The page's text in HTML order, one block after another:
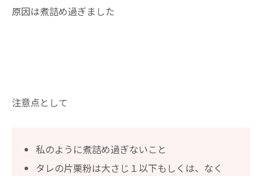
原因は煮詰め過ぎました
注意点として
私のように煮詰め過ぎないこと
タレの片栗粉は大さじ１以下もしくは、なく